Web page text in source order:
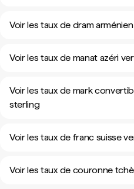
Voir les taux de dram
Voir les taux de manat azéri
Voir les taux de mark
sterling
Voir les taux de franc suisse
Voir les taux de couronne